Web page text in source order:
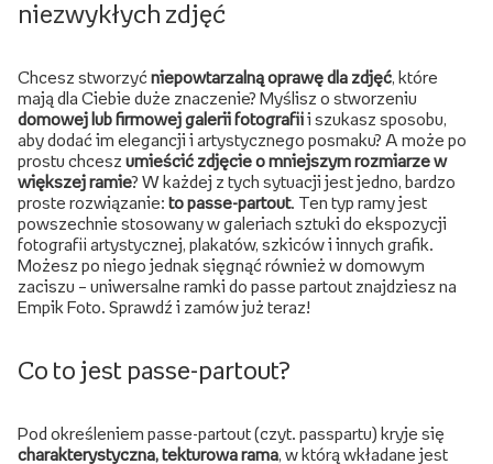
niezwykłych zdjęć
Chcesz stworzyć niepowtarzalną oprawę dla zdjęć , które
mają dla Ciebie duże znaczenie? Myślisz o stworzeniu
domowej lub firmowej galerii fotografiii szukasz sposobu,
aby dodać im elegancji i artystycznego posmaku? A może po
prostu chcesz umieścić zdjęcie o mniejszym rozmiarze w
większej ramie? W każdej z tych sytuacji jest jedno, bardzo
proste rozwiązanie: to passe-partout. Ten typ ramy jest
powszechnie stosowany w galeriach sztuki do ekspozycji
fotografii artystycznej, plakatów, szkiców i innych grafik.
Możesz po niego jednak sięgnąć również w domowym
zaciszu – uniwersalne ramki do passe partout znajdziesz na
Empik Foto. Sprawdź i zamów już teraz!
Co to jest passe-partout?
Pod określeniem passe-partout (czyt. passpartu) kryje się
charakterystyczna, tekturowa rama , w którą wkładane jest